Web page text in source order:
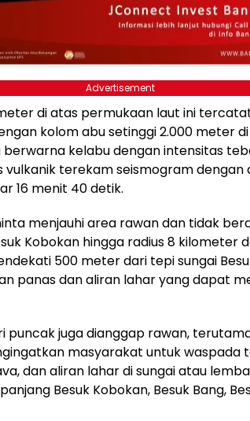
Advertisement
di atas permukaan laut ini
kolom abu setinggi 2.000 meter
berwarna kelabu dengan intensitas
vulkanik terekam seismogram
16 menit 40 detik.
menjauhi area rawan dan tidak
Kobokan hingga radius 8 kilometer
500 meter dari tepi sungai
panas dan aliran lahar yang dapat
puncak juga dianggap rawan,
masyarakat untuk waspada
dan aliran lahar di sungai atau
Besuk Kobokan, Besuk Bang,